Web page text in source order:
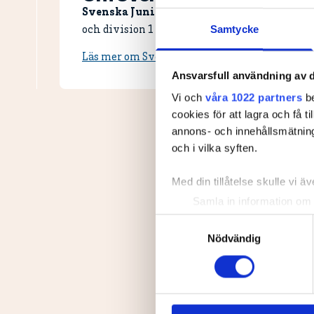
Samtycke
Ansvarsfull användning av
Vi och våra 1022 partners
cookies för att lagra och få
annons- och
och i vilka syften.
Med din tillåtelse skulle vi
Samla in information
Identifiera din enhet
Ta reda på mer om hur
eller dra tillbaka ditt
sociala medier och
Nödvändig
Svenska Juniortouren Division 3 är den
och division 1 och elit. Handicapgränsen är
Läs mer om Svenska Juniortouren och dess